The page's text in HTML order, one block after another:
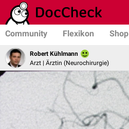
Community Flexikon Shop
Robert Kühlmann
Arzt | Ärztin (Neurochirurgie)